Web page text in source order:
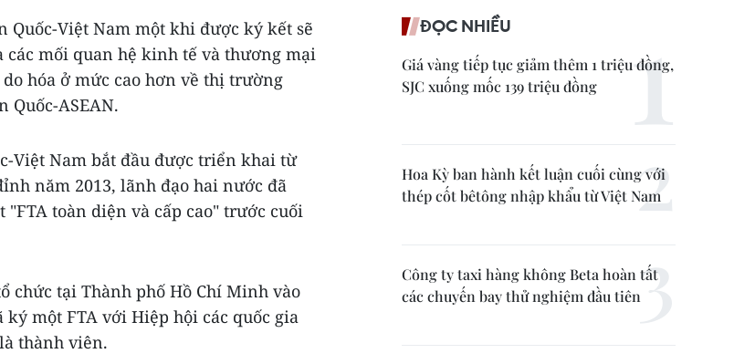
Quốc-Việt Nam một khi được ký kết sẽ
mối quan hệ kinh tế và thương mại
hóa ở mức cao hơn về thị trường
Quốc-ASEAN.
Việt Nam bắt đầu được triển khai từ
năm 2013, lãnh đạo hai nước đã
toàn diện và cấp cao" trước cuối
chức tại Thành phố Hồ Chí Minh vào
một FTA với Hiệp hội các quốc gia
thành viên.
ĐỌC NHIỀU
Giá vàng tiếp tục giảm thêm 1 triệu đồng,
SJC xuống mốc 139 triệu đồng
Hoa Kỳ ban hành kết luận cuối cùng với
thép cốt bêtông nhập khẩu từ Việt Nam
Công ty taxi hàng không Beta hoàn tất
các chuyến bay thử nghiệm đầu tiên